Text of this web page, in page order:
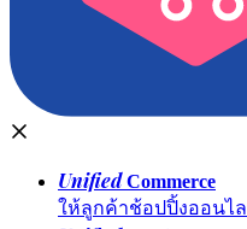
UnifiedCommerce
ให้ลูกค้าช้อปปิ้งออนไ